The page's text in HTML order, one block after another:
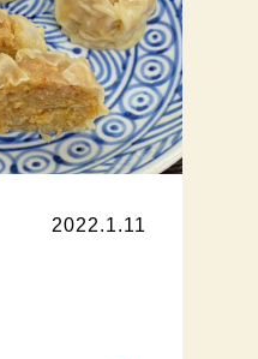
2022.1.11